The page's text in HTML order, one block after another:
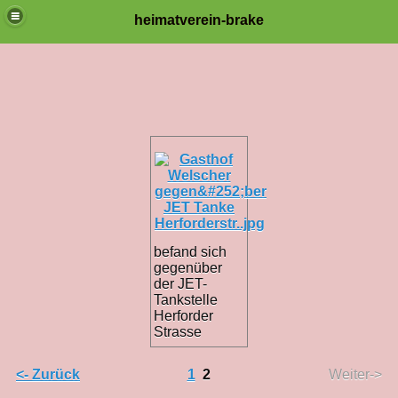
heimatverein-brake
befand sich
gegenüber
der JET-
Tankstelle
Herforder
Strasse
<- Zurück 1 2 Weiter->